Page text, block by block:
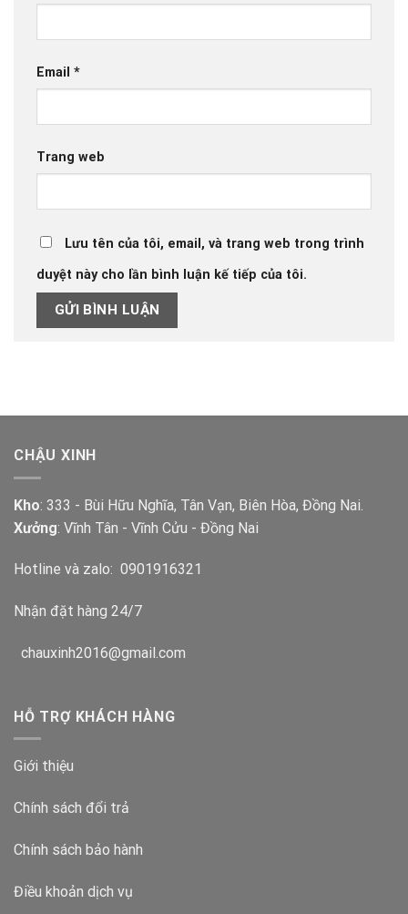
Email *
Trang web
Lưu tên của tôi, email, và trang web trong trình
duyệt này cho lần bình luận kế tiếp của tôi.
CHẬU XINH
Kho: 333 - Bùi Hữu Nghĩa, Tân Vạn, Biên Hòa, Đồng Nai.
Xưởng: Vĩnh Tân - Vĩnh Cửu - Đồng Nai
Hotline và zalo: 0901916321
Nhận đặt hàng 24/7
chauxinh2016@gmail.com
HỖ TRỢ KHÁCH HÀNG
Giới thiệu
Chính sách đổi trả
Chính sách bảo hành
Điều khoản dịch vụ